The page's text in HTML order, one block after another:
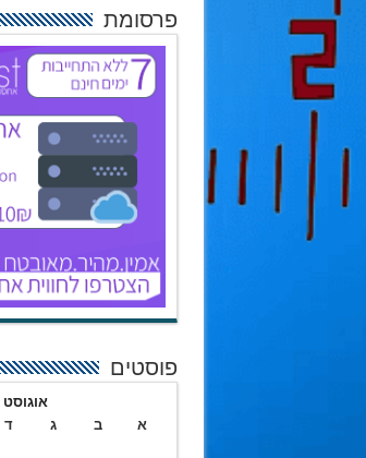
פרסומת
פוסטים
אוגוסט 2026
א
ב ג ד